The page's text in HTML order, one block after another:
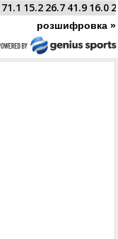
71.1 15.2 26.7 41.9 16.0
розшифровка »